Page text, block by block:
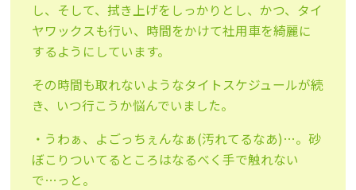
し、そして、拭き上げをしっかりとし、かつ、タイ
ヤワックスも行い、時間をかけて社用車を綺麗に
するようにしています。
その時間も取れないようなタイトスケジュールが続
き、いつ行こうか悩んでいました。
・うわぁ、よごっちぇんなぁ(汚れてるなあ)…。砂
ぼこりついてるところはなるべく手で触れない
で…っと。